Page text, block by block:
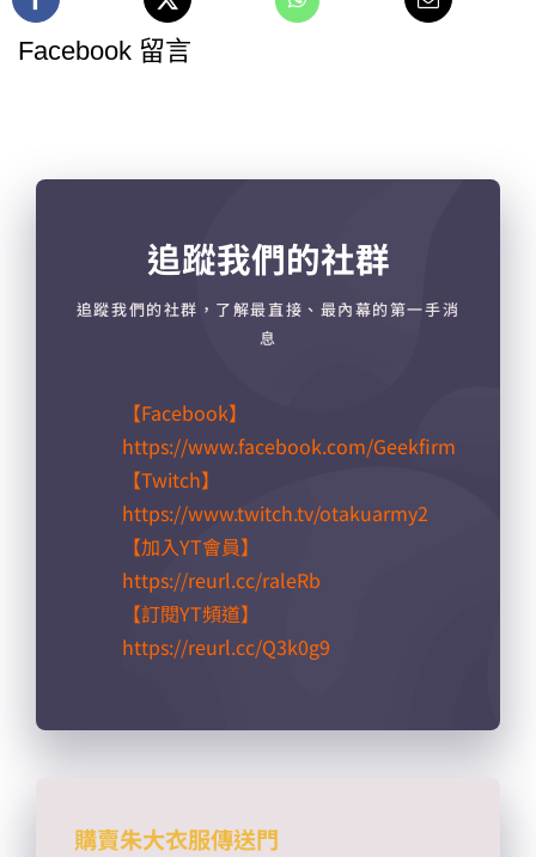
Facebook 留言
追蹤我們的社群
追蹤我們的社群，了解最直接、最內幕的第一手消
息
【Facebook】
https://www.facebook.com/Geekfirm
【Twitch】
https://www.twitch.tv/otakuarmy2
【加入YT會員】
https://reurl.cc/raleRb​
【訂閱YT頻道】
https://reurl.cc/Q3k0g9​
購賣朱大衣服傳送門